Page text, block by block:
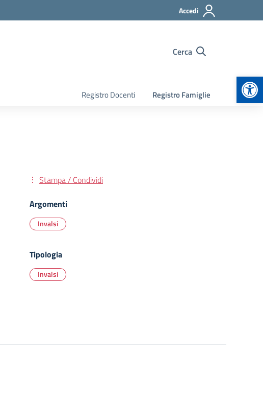
Accedi
Cerca
Registro Docenti Registro Famiglie
Stampa / Condividi
Argomenti
Invalsi
Tipologia
Invalsi